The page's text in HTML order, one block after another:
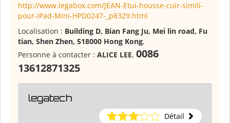
http://www.legabox.com/JEAN-Etui-housse-cuir-simili-
pour-iPad-Mini-HPD0247-_p8329.html
Localisation : Building D, Bian Fang Ju, Mei lin road, Fu
tian, Shen Zhen, 518000 Hong Kong,
Personne à contacter : ALICE LEE, 0086
13612871325
legatech
Détail